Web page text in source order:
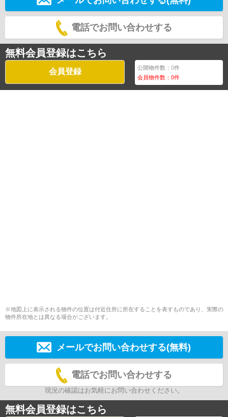
電話でお問い合わせする
無料会員登録はこちら
会員登録 公開物件数：0件
会員物件数：0件
※地図上に表示される物件の位置は付近住所に所在することを表すものであり、実際の
物件所在地とは異なる場合がございます。
メールでお問い合わせする(無料)
電話でお問い合わせする
現況の確認はお気軽にお問い合わせください。
無料会員登録はこちら